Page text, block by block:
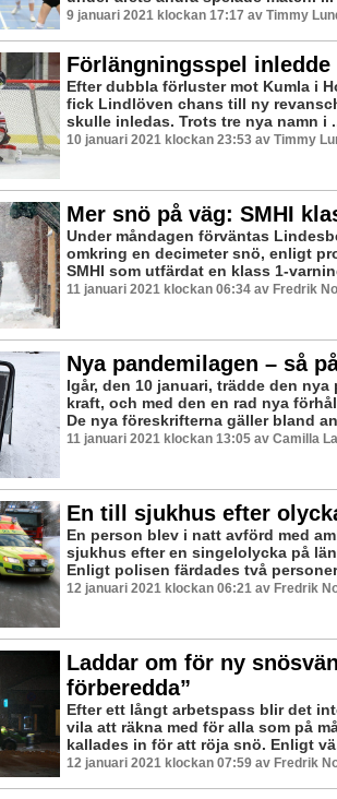
9 januari 2021 klockan 17:17 av Timmy
Förlängningsspel inledde
Efter dubbla förluster mot Kumla i
fick Lindlöven chans till ny
skulle inledas. Trots tre nya namn i
10 januari 2021 klockan 23:53 av Timmy
Mer snö på väg: SMHI
Under måndagen förväntas
omkring en decimeter snö, enligt
SMHI som utfärdat en klass 1-
11 januari 2021 klockan 06:34 av Fredrik
Nya pandemilagen – så
Igår, den 10 januari, trädde den nya
kraft, och med den en rad nya
De nya föreskrifterna gäller bland
11 januari 2021 klockan 13:05 av Camilla
En till sjukhus efter
En person blev i natt avförd med
sjukhus efter en singelolycka på
Enligt polisen färdades två
12 januari 2021 klockan 06:21 av Fredrik
Laddar om för ny
förberedda”
Efter ett långt arbetspass blir det
vila att räkna med för alla som på
kallades in för att röja snö. Enligt
12 januari 2021 klockan 07:59 av Fredrik